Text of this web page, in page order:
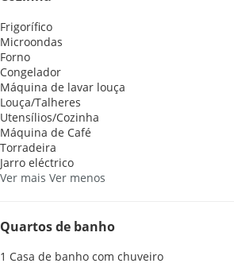
Frigorífico
Microondas
Forno
Congelador
Máquina de lavar louça
Louça/Talheres
Utensílios/Cozinha
Máquina de Café
Torradeira
Jarro eléctrico
Ver mais Ver menos
Quartos de banho
1 Casa de banho com chuveiro